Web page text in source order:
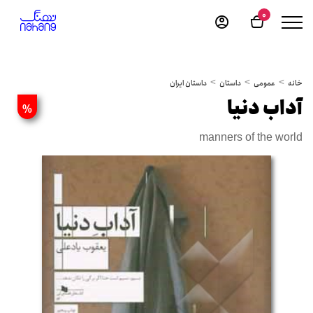
0
خانه عمومی داستان داستان ایران
% آداب دنیا
manners of the world